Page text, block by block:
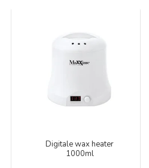
Digitale wax heater
1000ml